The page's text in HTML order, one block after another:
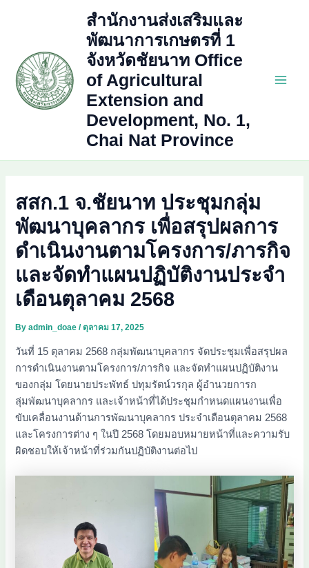
สำนักงานส่งเสริมและ
พัฒนาการเกษตรที่ 1
จังหวัดชัยนาท Office
of Agricultural
Extension and
Development, No. 1,
Chai Nat Province
สสก.1 จ.ชัยนาท ประชุมกลุ่ม
พัฒนาบุคลากร เพื่อสรุปผลการ
ดำเนินงานตามโครงการ/ภารกิจ
และจัดทำแผนปฏิบัติงานประจำ
เดือนตุลาคม 2568
Byadmin_doae/ตุลาคม 17, 2025
วันที่ 15 ตุลาคม 2568 กลุ่มพัฒนาบุคลากร จัดประชุมเพื่อสรุปผล
การดำเนินงานตามโครงการ/ภารกิจ และจัดทำแผนปฏิบัติงาน
ของกลุ่ม โดยนายประพัทธ์ ปทุมรัตน์วรกุล ผู้อำนวยการก
ลุ่มพัฒนาบุคลากร และเจ้าหน้าที่ได้ประชุมกำหนดแผนงานเพื่อ
ขับเคลื่อนงานด้านการพัฒนาบุคลากร ประจำเดือนตุลาคม 2568
และโครงการต่าง ๆ ในปี 2568 โดยมอบหมายหน้าที่และความรับ
ผิดชอบให้เจ้าหน้าที่ร่วมกันปฏิบัติงานต่อไป